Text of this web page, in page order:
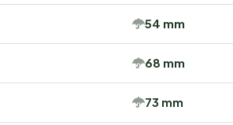
54 mm
68 mm
73 mm